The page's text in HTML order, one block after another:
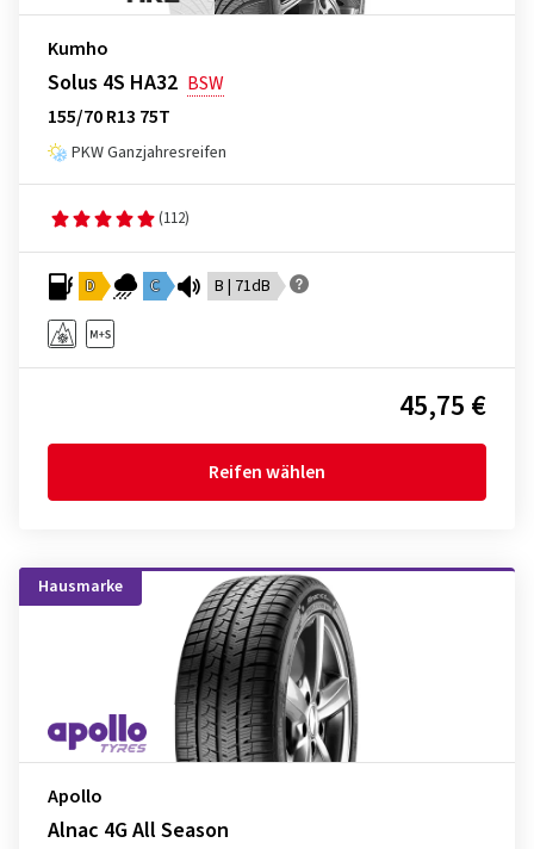
Kumho
Solus 4S HA32 BSW
155/70 R13 75T
PKW Ganzjahresreifen
(112)
D C B | 71dB
45,75 €
Reifen wählen
Hausmarke
Apollo
Alnac 4G All Season